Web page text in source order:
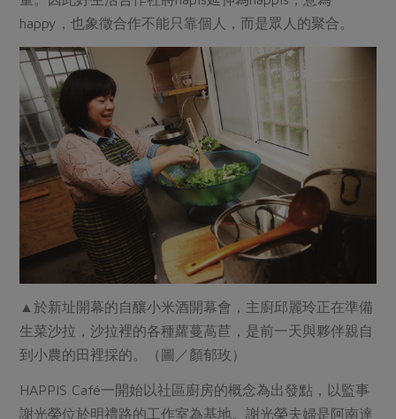
happy，也象徵合作不能只靠個人，而是眾人的聚合。
▲於新址開幕的自釀小米酒開幕會，主廚邱麗玲正在準備
生菜沙拉，沙拉裡的各種蘿蔓萵苣，是前一天與夥伴親自
到小農的田裡採的。（圖／顏郁玫）
HAPPIS Café一開始以社區廚房的概念為出發點，以監事
謝光榮位於明禮路的工作室為基地。謝光榮夫婦是阿南達